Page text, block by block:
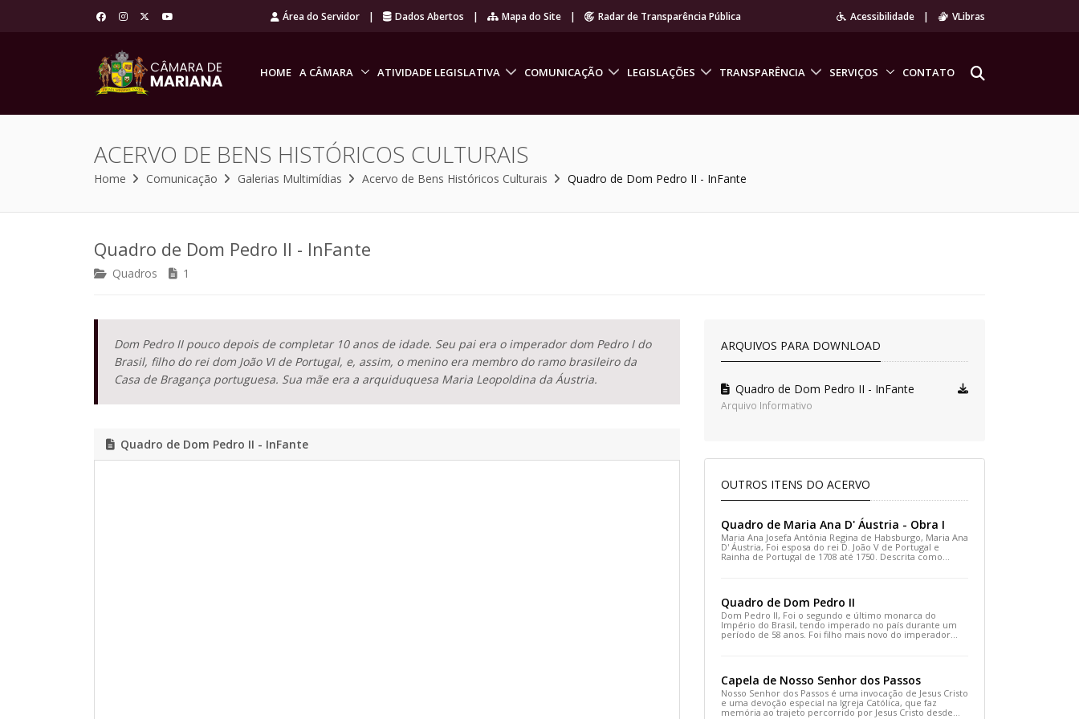
Área do Servidor | Dados Abertos | Mapa do Site | Radar de Transparência Pública Acessibilidade | VLibras
HOME A CÂMARA ATIVIDADE LEGISLATIVA COMUNICAÇÃO LEGISLAÇÕES TRANSPARÊNCIA SERVIÇOS CONTATO
ACERVO DE BENS HISTÓRICOS CULTURAIS
Home Comunicação Galerias Multimídias Acervo de Bens Históricos Culturais Quadro de Dom Pedro II - InFante
Quadro de Dom Pedro II - InFante
Quadros 1
Dom Pedro II pouco depois de completar 10 anos de idade. Seu pai era o imperador dom Pedro I do
Brasil, filho do rei dom João VI de Portugal, e, assim, o menino era membro do ramo brasileiro da
Casa de Bragança portuguesa. Sua mãe era a arquiduquesa Maria Leopoldina da Áustria.
Quadro de Dom Pedro II - InFante
ARQUIVOS PARA DOWNLOAD
Quadro de Dom Pedro II - InFante
Arquivo Informativo
OUTROS ITENS DO ACERVO
Quadro de Maria Ana D' Áustria - Obra I
Maria Ana Josefa Antônia Regina de Habsburgo, Maria Ana
D' Áustria, Foi esposa do rei D. João V de Portugal e
Rainha de Portugal de 1708 até 1750. Descrita como
gravemente.
Quadro de Dom Pedro II
Dom Pedro II, Foi o segundo e último monarca do
Império do Brasil, tendo imperado no país durante um
período de 58 anos. Foi filho mais novo do imperador
Capela de Nosso Senhor dos Passos
Nosso Senhor dos Passos é uma invocação de Jesus Cristo
e uma devoção especial na Igreja Católica, que faz
memória ao trajeto percorrido por Jesus Cristo desde